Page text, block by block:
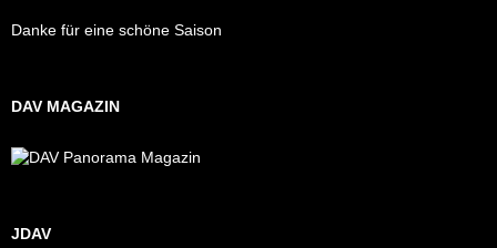
Danke für eine schöne Saison
DAV MAGAZIN
JDAV